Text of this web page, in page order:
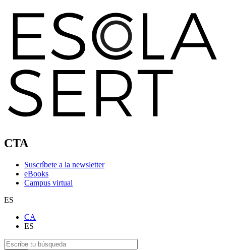
CTA
Suscríbete a la newsletter
eBooks
Campus virtual
ES
CA
ES